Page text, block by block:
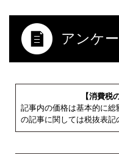
アンケ
【消費税
記事内の価格は基本的に
の記事に関しては税抜表記